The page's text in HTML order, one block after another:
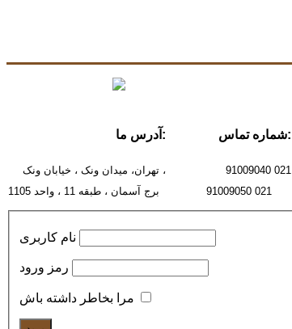
آدرس ما: شماره تماس:
تهران، میدان ونک ، خیابان
ونک ،
برج آسمان ، طبقه 11 ،
91009040 021
91009050 021
نام کاربری
رمز ورود
مرا بخاطر داشته باش